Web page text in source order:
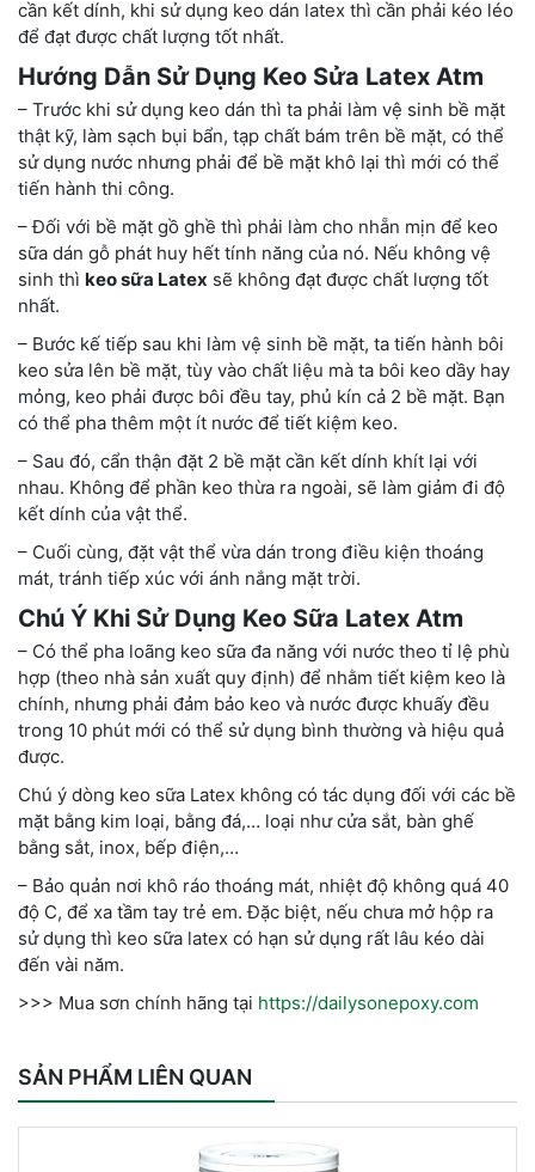
cần kết dính, khi sử dụng keo dán latex thì cần phải kéo léo
để đạt được chất lượng tốt nhất.
Hướng Dẫn Sử Dụng Keo Sửa Latex Atm
– Trước khi sử dụng keo dán thì ta phải làm vệ sinh bề mặt
thật kỹ, làm sạch bụi bẩn, tạp chất bám trên bề mặt, có thể
sử dụng nước nhưng phải để bề mặt khô lại thì mới có thể
tiến hành thi công.
– Đối với bề mặt gồ ghề thì phải làm cho nhẵn mịn để keo
sữa dán gỗ phát huy hết tính năng của nó. Nếu không vệ
sinh thì keo sữa Latex sẽ không đạt được chất lượng tốt
nhất.
– Bước kế tiếp sau khi làm vệ sinh bề mặt, ta tiến hành bôi
keo sửa lên bề mặt, tùy vào chất liệu mà ta bôi keo dầy hay
mỏng, keo phải được bôi đều tay, phủ kín cả 2 bề mặt. Bạn
có thể pha thêm một ít nước để tiết kiệm keo.
– Sau đó, cẩn thận đặt 2 bề mặt cần kết dính khít lại với
nhau. Không để phần keo thừa ra ngoài, sẽ làm giảm đi độ
kết dính của vật thể.
– Cuối cùng, đặt vật thể vừa dán trong điều kiện thoáng
mát, tránh tiếp xúc với ánh nắng mặt trời.
Chú Ý Khi Sử Dụng Keo Sữa Latex Atm
– Có thể pha loãng keo sữa đa năng với nước theo tỉ lệ phù
hợp (theo nhà sản xuất quy định) để nhằm tiết kiệm keo là
chính, nhưng phải đảm bảo keo và nước được khuấy đều
trong 10 phút mới có thể sử dụng bình thường và hiệu quả
được.
Chú ý dòng keo sữa Latex không có tác dụng đối với các bề
mặt bằng kim loại, bằng đá,… loại như cửa sắt, bàn ghế
bằng sắt, inox, bếp điện,…
– Bảo quản nơi khô ráo thoáng mát, nhiệt độ không quá 40
độ C, để xa tầm tay trẻ em. Đặc biệt, nếu chưa mở hộp ra
sử dụng thì keo sữa latex có hạn sử dụng rất lâu kéo dài
đến vài năm.
>>> Mua sơn chính hãng tại https://dailysonepoxy.com
SẢN PHẨM LIÊN QUAN